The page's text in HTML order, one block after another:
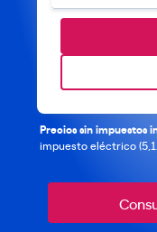
Precios sin impuestos
impuesto eléctrico